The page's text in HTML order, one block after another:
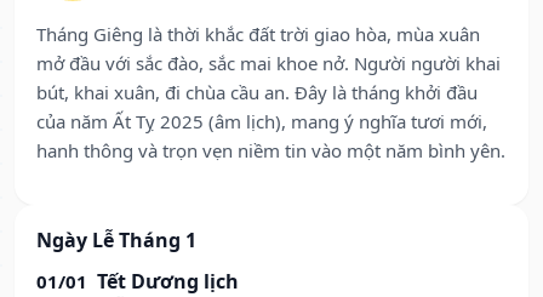
Tháng Giêng là thời khắc đất trời giao hòa, mùa xuân
mở đầu với sắc đào, sắc mai khoe nở. Người người khai
bút, khai xuân, đi chùa cầu an. Đây là tháng khởi đầu
của năm Ất Tỵ 2025 (âm lịch), mang ý nghĩa tươi mới,
hanh thông và trọn vẹn niềm tin vào một năm bình yên.
Ngày Lễ Tháng 1
01/01 Tết Dương lịch